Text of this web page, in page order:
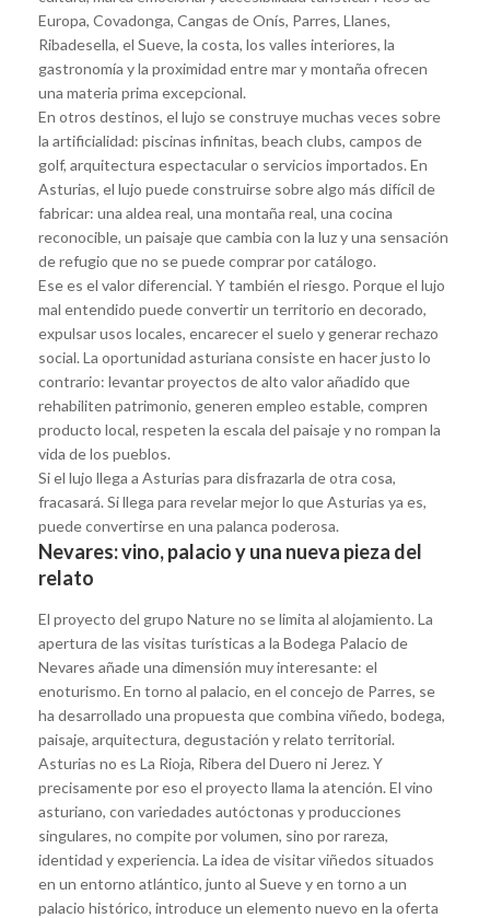
Europa, Covadonga, Cangas de Onís, Parres, Llanes,
Ribadesella, el Sueve, la costa, los valles interiores, la
gastronomía y la proximidad entre mar y montaña ofrecen
una materia prima excepcional.
En otros destinos, el lujo se construye muchas veces sobre
la artificialidad: piscinas infinitas, beach clubs, campos de
golf, arquitectura espectacular o servicios importados. En
Asturias, el lujo puede construirse sobre algo más difícil de
fabricar: una aldea real, una montaña real, una cocina
reconocible, un paisaje que cambia con la luz y una sensación
de refugio que no se puede comprar por catálogo.
Ese es el valor diferencial. Y también el riesgo. Porque el lujo
mal entendido puede convertir un territorio en decorado,
expulsar usos locales, encarecer el suelo y generar rechazo
social. La oportunidad asturiana consiste en hacer justo lo
contrario: levantar proyectos de alto valor añadido que
rehabiliten patrimonio, generen empleo estable, compren
producto local, respeten la escala del paisaje y no rompan la
vida de los pueblos.
Si el lujo llega a Asturias para disfrazarla de otra cosa,
fracasará. Si llega para revelar mejor lo que Asturias ya es,
puede convertirse en una palanca poderosa.
Nevares: vino, palacio y una nueva pieza del
relato
El proyecto del grupo Nature no se limita al alojamiento. La
apertura de las visitas turísticas a la Bodega Palacio de
Nevares añade una dimensión muy interesante: el
enoturismo. En torno al palacio, en el concejo de Parres, se
ha desarrollado una propuesta que combina viñedo, bodega,
paisaje, arquitectura, degustación y relato territorial.
Asturias no es La Rioja, Ribera del Duero ni Jerez. Y
precisamente por eso el proyecto llama la atención. El vino
asturiano, con variedades autóctonas y producciones
singulares, no compite por volumen, sino por rareza,
identidad y experiencia. La idea de visitar viñedos situados
en un entorno atlántico, junto al Sueve y en torno a un
palacio histórico, introduce un elemento nuevo en la oferta